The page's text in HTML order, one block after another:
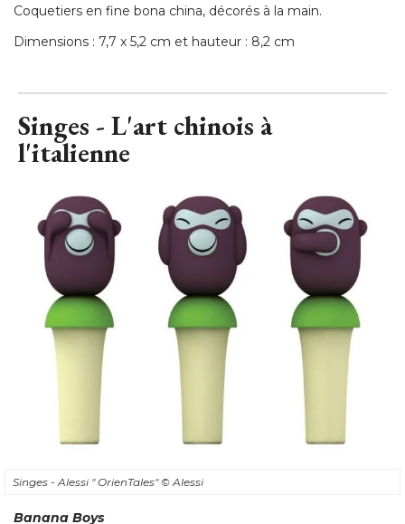
Coquetiers en fine bona china, décorés à la main.
Dimensions : 7,7 x 5,2 cm et hauteur : 8,2 cm
Singes - L'art chinois à
l'italienne
Singes - Alessi " OrienTales" © Alessi
Banana Boys